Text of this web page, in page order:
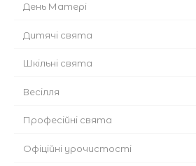
День Матері
Дитячі свята
Шкільні свята
Весілля
Професійні свята
Офіційні урочистості